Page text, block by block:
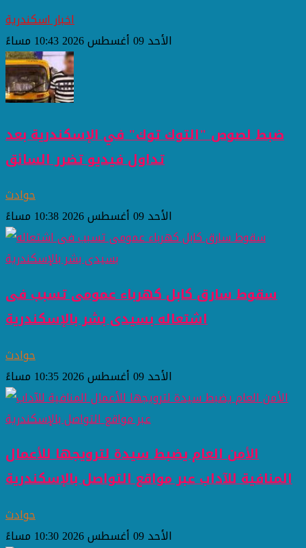
اخبار اسكندرية
الأحد 09 أغسطس 2026 10:43 مساءً
ضبط لصوص "التوك توك" في الإسكندرية بعد
تداول فيديو تضرر السائق
حوادث
الأحد 09 أغسطس 2026 10:38 مساءً
سقوط سارق كابل كهرباء عمومى تسبب فى
اشتعاله بسيدى بشر بالإسكندرية
حوادث
الأحد 09 أغسطس 2026 10:35 مساءً
الأمن العام يضبط سيدة لترويجها للأعمال
المنافية للآداب عبر مواقع التواصل بالإسكندرية
حوادث
الأحد 09 أغسطس 2026 10:30 مساءً